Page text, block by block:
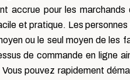
accrue pour les
et pratique. Les
ou le seul moyen de les
de commande en ligne
pouvez rapidement